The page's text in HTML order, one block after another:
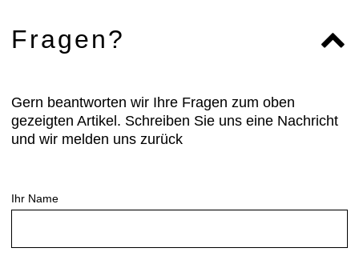
Fragen?
Gern beantworten wir Ihre Fragen zum oben
gezeigten Artikel. Schreiben Sie uns eine Nachricht
und wir melden uns zurück
Ihr Name